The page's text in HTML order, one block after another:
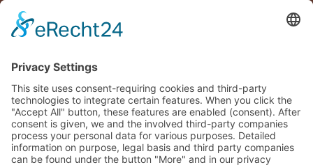
Impronta
Protezione dei dati
Termini e condizioni generali
Mappa del sito
Accesso ospite